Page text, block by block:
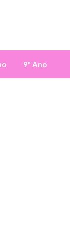
9º Ano